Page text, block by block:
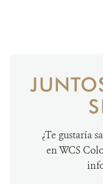
¿Te gustaría
en WCS